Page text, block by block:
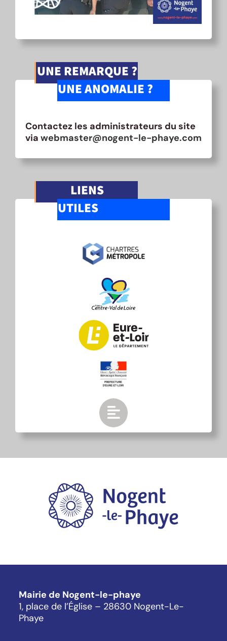
UNE REMARQUE ?
UNE ANOMALIE ?
Contactez les administrateurs du site
via webmaster@nogent-le-phaye.com
LIENS
UTILES
Mairie de Nogent-le-phaye
1, place de l’Église – 28630 Nogent-Le-
Phaye